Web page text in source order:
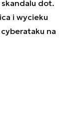
dot.
i wycieku
na